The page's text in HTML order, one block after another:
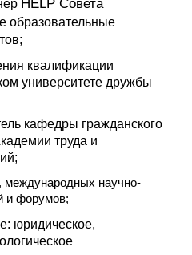
HELP Совета
образовательные
квалификации
университете дружбы
кафедры гражданского
труда и
международных научно-
и форумов;
юридическое,